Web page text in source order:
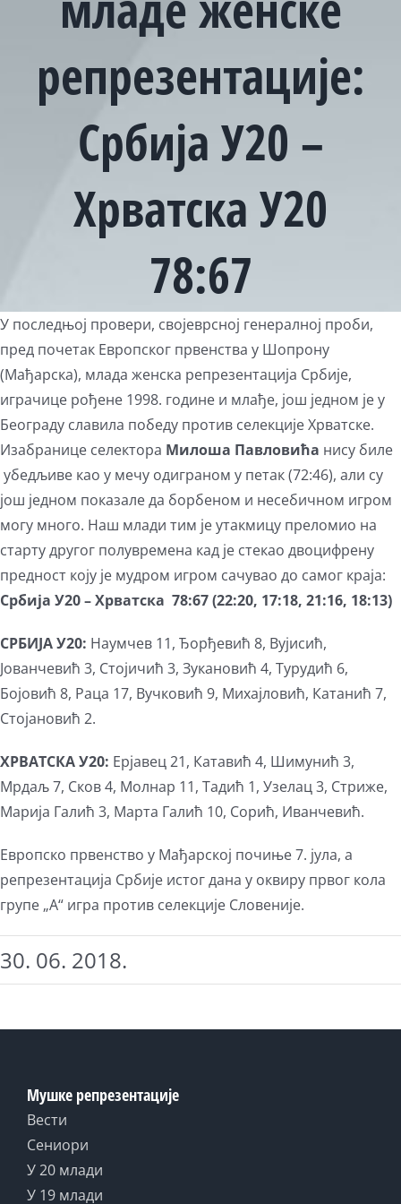
репрезентације:
Србија У20 –
Хрватска У20
78:67
View
Larger
Image
У последњој провери, својеврсној генералној проби,
пред почетак Европског првенства у Шопрону
(Мађарска), млада женска репрезентација Србије,
играчице рођене 1998. године и млађе, још једном је у
Београду славила победу против селекције Хрватске.
Изабранице селектора Милоша Павловића нису биле
убедљиве као у мечу одиграном у петак (72:46), али су
још једном показале да борбеном и несебичном игром
могу много. Наш млади тим је утакмицу преломио на
старту другог полувремена кад је стекао двоцифрену
предност коју је мудром игром сачувао до самог краја:
Србија У20 – Хрватска 78:67 (22:20, 17:18, 21:16, 18:13)
СРБИЈА У20: Наумчев 11, Ђорђевић 8, Вујисић,
Јованчевић 3, Стојичић 3, Зукановић 4, Турудић 6,
Бојовић 8, Раца 17, Вучковић 9, Михајловић, Катанић 7,
Стојановић 2.
ХРВАТСКА У20: Ерјавец 21, Катавић 4, Шимунић 3,
Мрдаљ 7, Сков 4, Молнар 11, Тадић 1, Узелац 3, Стриже,
Марија Галић 3, Марта Галић 10, Сорић, Иванчевић.
Европско првенство у Мађарској почиње 7. јула, а
репрезентација Србије истог дана у оквиру првог кола
групе „А“ игра против селекције Словеније.
30. 06. 2018.
Мушке репрезентације
Вести
Сениори
У 20 млади
У 19 млади